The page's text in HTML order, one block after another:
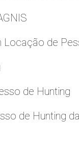
Locação de
de Hunting
de Hunting